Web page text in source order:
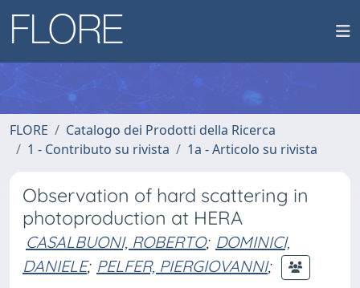
FLORE
Catalogo dei Prodotti della Ricerca
1 - Contributo su rivista
1a - Articolo su rivista
Observation of hard scattering in
photoproduction at HERA
CASALBUONI, ROBERTO; DOMINICI,
DANIELE; PELFER, PIERGIOVANNI;